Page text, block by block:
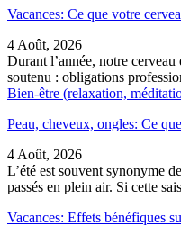
Vacances: Ce que votre
4 Août, 2026
Durant l’année, notre
soutenu : obligations
Bien-être (relaxation,
Peau, cheveux, ongles: Ce
4 Août, 2026
L’été est souvent synonyme
passés en plein air. Si cette
Vacances: Effets bénéfiques